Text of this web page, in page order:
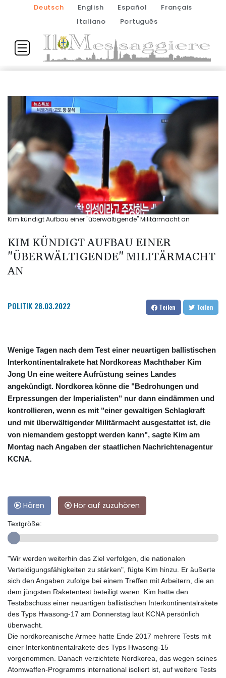
Deutsch English Español
Français
Italiano
Português
Kim kündigt Aufbau einer "überwältigende" Militärmacht an
KIM KÜNDIGT AUFBAU EINER
"ÜBERWÄLTIGENDE" MILITÄRMACHT
AN
POLITIK 28.03.2022 Teilen Teilen
Wenige Tagen nach dem Test einer neuartigen ballistischen
Interkontinentalrakete hat Nordkoreas Machthaber Kim
Jong Un eine weitere Aufrüstung seines Landes
angekündigt. Nordkorea könne die "Bedrohungen und
Erpressungen der Imperialisten" nur dann eindämmen und
kontrollieren, wenn es mit "einer gewaltigen Schlagkraft
und mit überwältigender Militärmacht ausgestattet ist, die
von niemandem gestoppt werden kann", sagte Kim am
Montag nach Angaben der staatlichen Nachrichtenagentur
KCNA.
Hören Hör auf zuzuhören
Textgröße:
"Wir werden weiterhin das Ziel verfolgen, die nationalen
Verteidigungsfähigkeiten zu stärken", fügte Kim hinzu. Er äußerte
sich den Angaben zufolge bei einem Treffen mit Arbeitern, die an
dem jüngsten Raketentest beteiligt waren. Kim hatte den
Testabschuss einer neuartigen ballistischen Interkontinentalrakete
des Typs Hwasong-17 am Donnerstag laut KCNA persönlich
überwacht.
Die nordkoreanische Armee hatte Ende 2017 mehrere Tests mit
einer Interkontinentalrakete des Typs Hwasong-15
vorgenommen. Danach verzichtete Nordkorea, das wegen seines
Atomwaffen-Programms international isoliert ist, auf weitere Tests